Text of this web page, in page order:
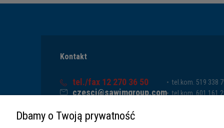
Kontakt
tel./fax 12 270 36 50
czesci@sawimgroup.com
32-080 Zabierzów
tel.kom. 519 338
tel.kom. 601 161
Dbamy o Twoją prywatność